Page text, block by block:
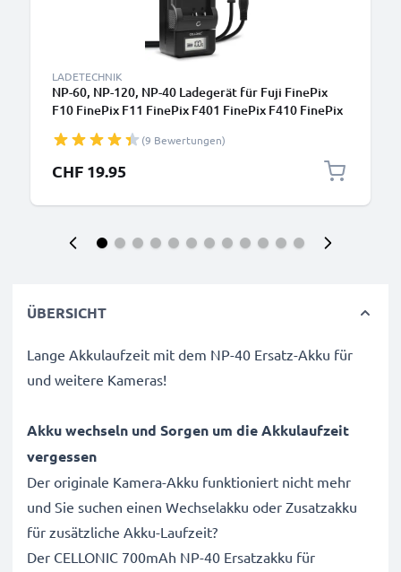
LADETECHNIK
NP-60, NP-120, NP-40 Ladegerät für Fuji FinePix
F10 FinePix F11 FinePix F401 FinePix F410 FinePix
(9 Bewertungen)
CHF 19.95
ÜBERSICHT
Lange Akkulaufzeit mit dem NP-40 Ersatz-Akku für
und weitere Kameras!
Akku wechseln und Sorgen um die Akkulaufzeit
vergessen
Der originale Kamera-Akku funktioniert nicht mehr
und Sie suchen einen Wechselakku oder Zusatzakku
für zusätzliche Akku-Laufzeit?
Der CELLONIC 700mAh NP-40 Ersatzakku für